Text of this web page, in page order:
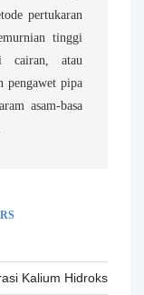
pertukaran
tinggi
cairan, atau
pengawet pipa
asam-basa
Kalium Hidroksida